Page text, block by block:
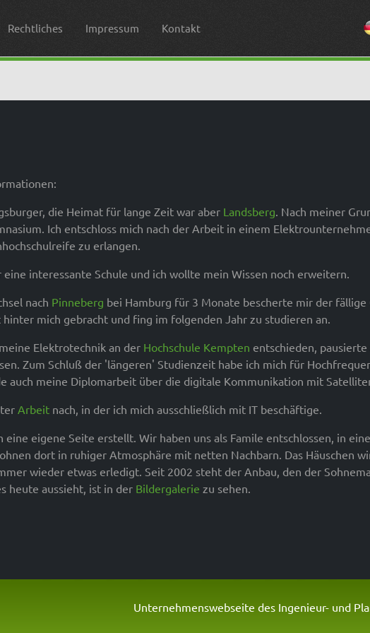
Rechtliches Impressum Kontakt
die Heimat für lange Zeit war aber Landsberg. Nach meiner
Ich entschloss mich nach der Arbeit in einem
zu erlangen.
eine interessante Schule und ich wollte mein Wissen noch erweitern.
nach Pinneberg bei Hamburg für 3 Monate bescherte mir der
mich gebracht und fing im folgenden Jahr zu studieren an.
Elektrotechnik an der Hochschule Kempten entschieden,
Zum Schluß der 'längeren' Studienzeit habe ich mich für
auch meine Diplomarbeit über die digitale Kommunikation mit
Arbeit nach, in der ich mich ausschließlich mit IT beschäftige.
eine eigene Seite erstellt. Wir haben uns als Famile entschlossen, in
dort in ruhiger Atmosphäre mit netten Nachbarn. Das Häuschen
wieder etwas erledigt. Seit 2002 steht der Anbau, den der
heute aussieht, ist in der Bildergalerie zu sehen.
Unternehmenswebseite des Ingenieur- und